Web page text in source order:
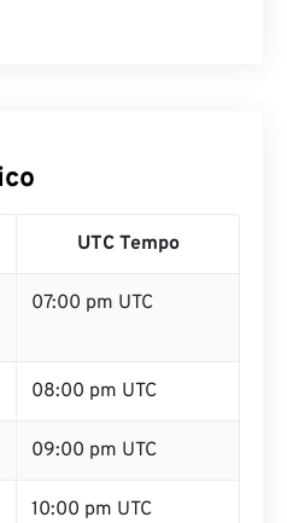
UTC Tempo
07:00 pm UTC
08:00 pm UTC
09:00 pm UTC
10:00 pm UTC